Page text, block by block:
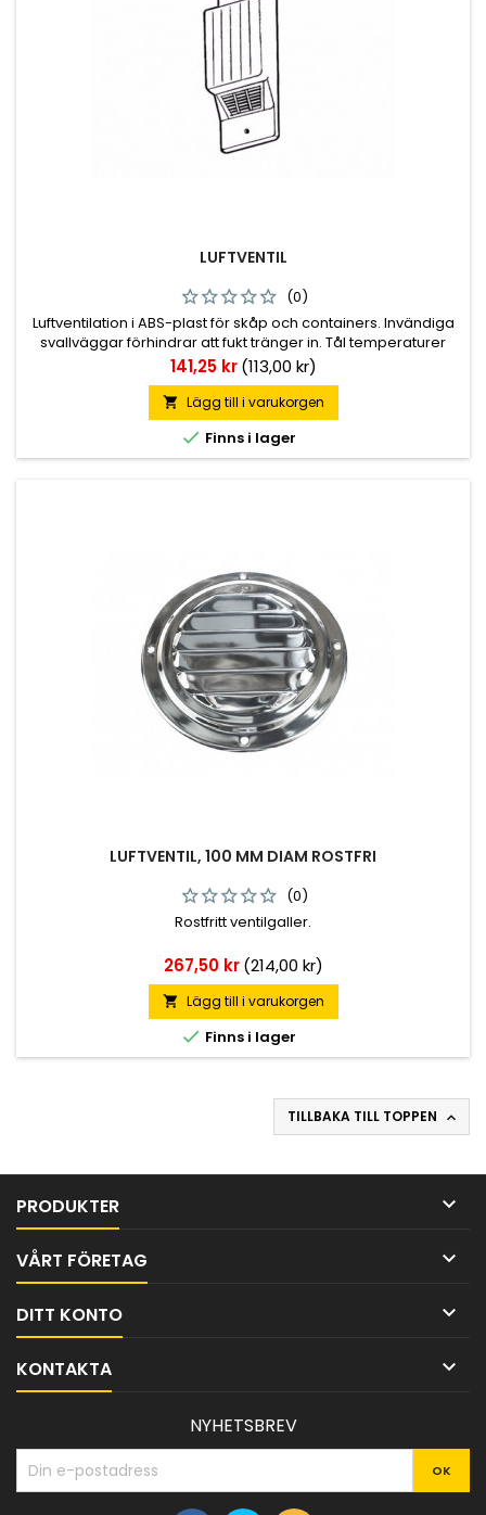
LUFTVENTIL
(0)
Luftventilation i ABS-plast för skåp och containers. Invändiga
svallväggar förhindrar att fukt tränger in. Tål temperaturer
från +80° C till -50° C. Mått 73x204 mm.
Pris
141,25 kr (113,00 kr)
 Lägg till i varukorgen
 Finns i lager
LUFTVENTIL, 100 MM DIAM ROSTFRI
(0)
Rostfritt ventilgaller.
Pris
267,50 kr (214,00 kr)
 Lägg till i varukorgen
 Finns i lager
TILLBAKA TILL TOPPEN 
PRODUKTER 
VÅRT FÖRETAG 
DITT KONTO 
KONTAKTA 
NYHETSBREV